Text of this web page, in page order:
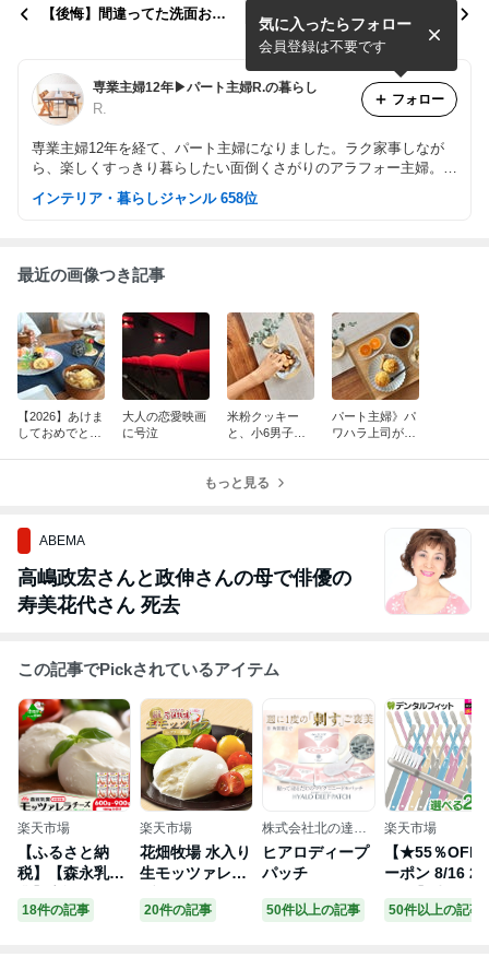
【後悔】間違ってた洗面お掃
スキムミルクなしでパンを焼
いてみたら…
専業主婦12年▶︎パート主婦R.の暮らし
R.
専業主婦12年を経て、パート主婦になりました。ラク家事しなが
ら、楽しくすっきり暮らしたい面倒くさがりのアラフォー主婦。２
階リビングのおうちで、息子2人（小5,6）と夫と暮らしてます。
気に入ったらフォロー
会員登録は不要です
フォロー
インテリア・暮らしジャンル 658位
最近の画像つき記事
【2026】あけま
しておめでとう
大人の恋愛映画
に号泣
米粉クッキー
と、小6男子が
パート主婦》パ
ワハラ上司が変
もっと見る
ABEMA
高嶋政宏さんと政伸さんの母で俳優の
寿美花代さん 死去
この記事でPickされているアイテム
楽天市場
【ふるさと納
税】【森永乳
モッツァレラチ
18件の記事
楽天市場
花畑牧場 水入り
生モッツァレラ
/ おつまみ ワイ
20件の記事
株式会社北の達人
コーポレーション
ヒアロディープ
パッチ
50件以上の記事
楽天市場
【★55％OFF
ーポン 8/16
ブラシ Ci202
50件以上の記事